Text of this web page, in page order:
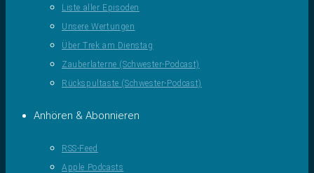
Liste aller Episoden
Unsere Wertungen
Über Trek am Dienstag
Zauberlaterne (Schwester-Podcast)
Rückspultaste (Schwester-Podcast)
Anhören & Abonnieren
RSS-Feed
Apple Podcasts